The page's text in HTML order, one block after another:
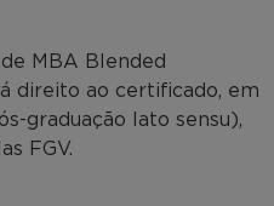
MBA Blended
direito ao certificado, em
graduação lato sensu),
FGV.